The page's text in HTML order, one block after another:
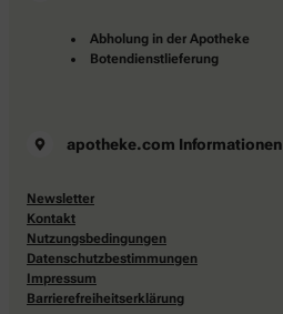
Abholung in der Apotheke
Botendienstlieferung
apotheke.com Informationen
Newsletter
Kontakt
Nutzungsbedingungen
Datenschutzbestimmungen
Impressum
Barrierefreiheitserklärung